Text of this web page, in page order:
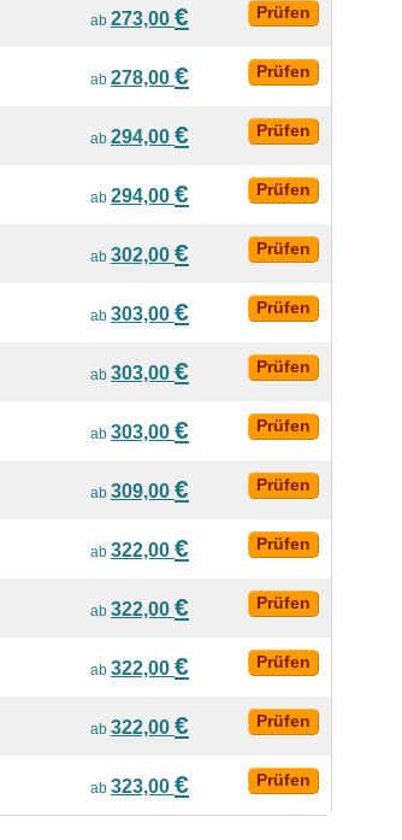
ab 273,00 € Prüfen
ab 278,00 € Prüfen
ab 294,00 € Prüfen
ab 294,00 € Prüfen
ab 302,00 € Prüfen
ab 303,00 € Prüfen
ab 303,00 € Prüfen
ab 303,00 € Prüfen
ab 309,00 € Prüfen
ab 322,00 € Prüfen
ab 322,00 € Prüfen
ab 322,00 € Prüfen
ab 322,00 € Prüfen
ab 323,00 € Prüfen